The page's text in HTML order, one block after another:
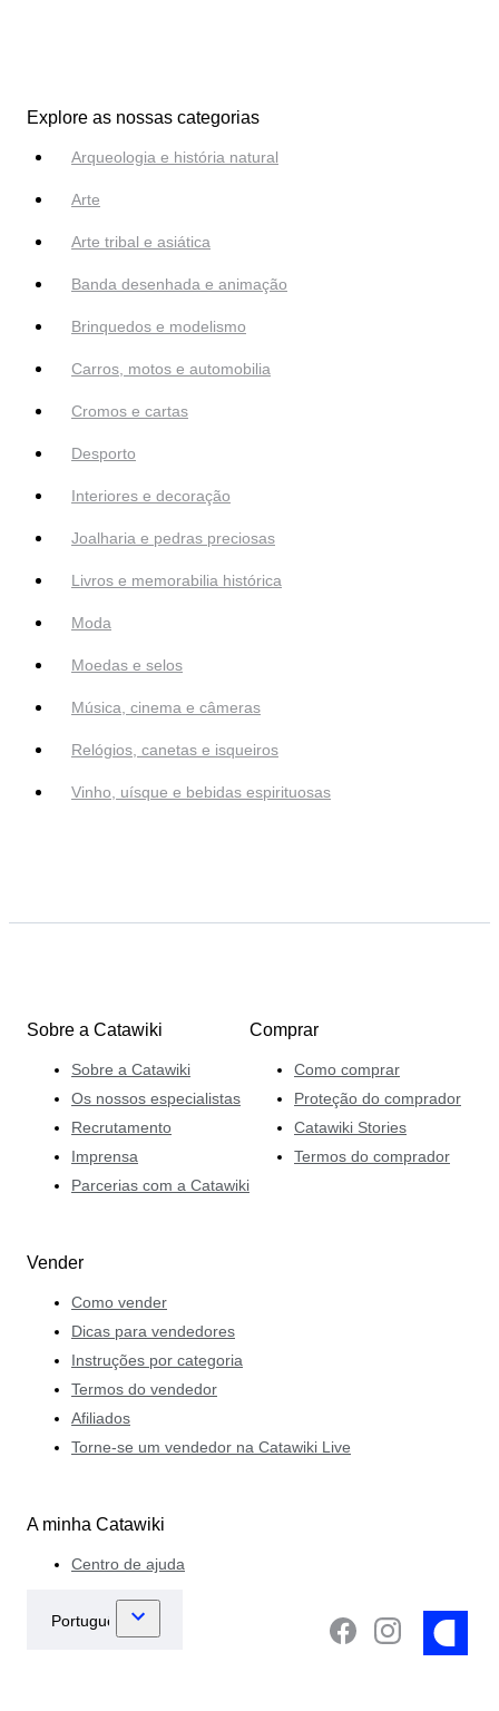
Explore as nossas categorias
Arqueologia e história natural
Arte
Arte tribal e asiática
Banda desenhada e animação
Brinquedos e modelismo
Carros, motos e automobilia
Cromos e cartas
Desporto
Interiores e decoração
Joalharia e pedras preciosas
Livros e memorabilia histórica
Moda
Moedas e selos
Música, cinema e câmeras
Relógios, canetas e isqueiros
Vinho, uísque e bebidas espirituosas
Sobre a Catawiki
Sobre a Catawiki
Os nossos especialistas
Recrutamento
Imprensa
Parcerias com a Catawiki
Comprar
Como comprar
Proteção do comprador
Catawiki Stories
Termos do comprador
Vender
Como vender
Dicas para vendedores
Instruções por categoria
Termos do vendedor
Afiliados
Torne-se um vendedor na Catawiki Live
A minha Catawiki
Centro de ajuda